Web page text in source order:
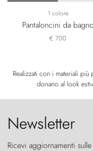
1 colore
Pantaloncini da
€ 700
Realizzati con i materiali
donano al look
Newsletter
Ricevi aggiornamenti